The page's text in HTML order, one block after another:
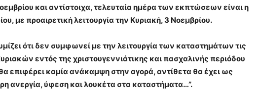
και αντίστοιχα, τελευταία ημέρα των εκπτώσεων είναι η
με προαιρετική λειτουργία την Κυριακή, 3 Νοεμβρίου.
ότι δεν συμφωνεί με την λειτουργία των καταστημάτων τις
εντός της χριστουγεννιάτικης και πασχαλινής περιόδου
επιφέρει καμία ανάκαμψη στην αγορά, αντίθετα θα έχει ως
ανεργία, ύφεση και λουκέτα στα καταστήματα…”.